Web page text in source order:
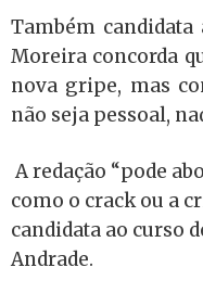
Também
Moreira concorda
nova gripe, mas
não seja pessoal,
A redação “pode
como o crack ou a
candidata ao curso
Andrade.